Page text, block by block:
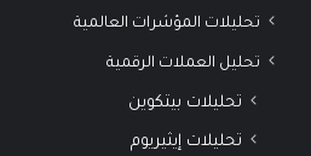
تحليلات المؤشرات العالمية
تحليل العملات الرقمية
تحليلات بيتكوين
تحليلات إيثيريوم